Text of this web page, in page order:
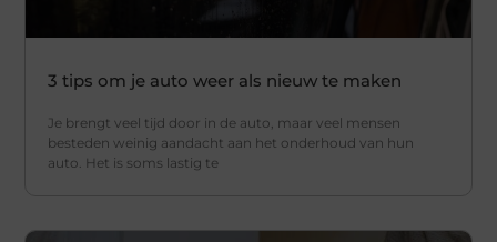
3 tips om je auto weer als nieuw te maken
Je brengt veel tijd door in de auto, maar veel mensen
besteden weinig aandacht aan het onderhoud van hun
auto. Het is soms lastig te